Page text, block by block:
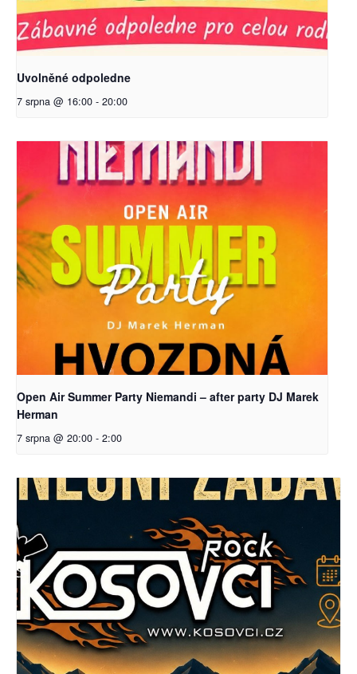
Uvolněné odpoledne
7 srpna @ 16:00 - 20:00
Open Air Summer Party Niemandi – after party DJ Marek
Herman
7 srpna @ 20:00 - 2:00